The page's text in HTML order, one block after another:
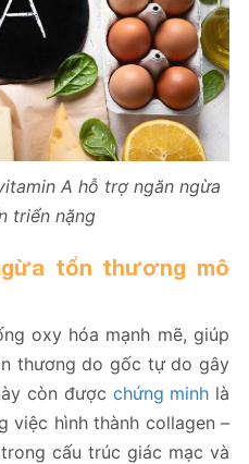
A hỗ trợ ngăn ngừa
triển nặng
tổn thương mô
oxy hóa mạnh mẽ, giúp
thương do gốc tự do gây
còn được chứng minh là
việc hình thành collagen –
cấu trúc giác mạc và